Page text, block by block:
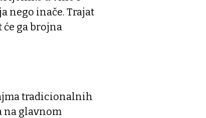
nego inače. Trajat
će ga brojna
tradicionalnih
na glavnom